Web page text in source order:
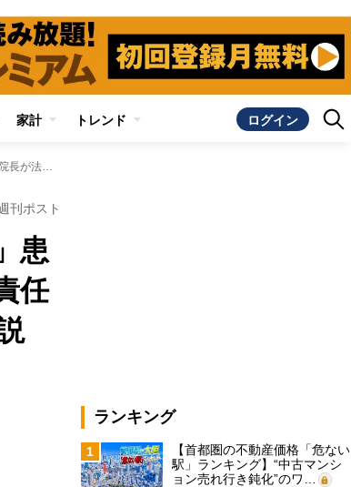
家計 トレンド ログイン
「通っていた病院が突然閉院して困惑…」患者に連絡せず勝手に閉院した院長が法的責任を問われることはないのか？弁護士が解説
刊ポスト
患
任
ランキング
1
【首都圏の不動産価格「危ない
駅」ランキング】“中古マンシ
ョン売れ行き鈍化”のワ…